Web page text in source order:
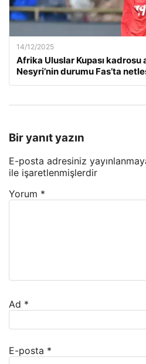
14/12/2025
Afrika Uluslar Kupası kadrosu
Nesyri’nin durumu Fas’ta
Bir yanıt yazın
E-posta adresiniz
ile işaretlenmişlerdir
Yorum *
Ad *
E-posta *